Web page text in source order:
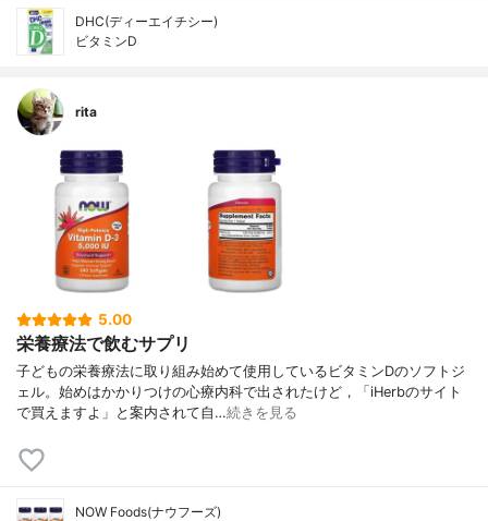
DHC(ディーエイチシー)
ビタミンD
rita
5.00
栄養療法で飲むサプリ
子どもの栄養療法に取り組み始めて使用しているビタミンDのソフトジ
ェル。始めはかかりつけの心療内科で出されたけど，「iHerbのサイト
で買えますよ」と案内されて自…続きを見る
NOW Foods(ナウフーズ)